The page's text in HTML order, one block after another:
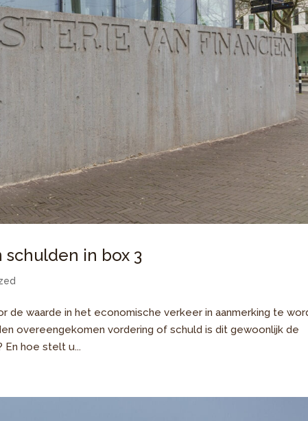
in box 3
de waarde in het economische verkeer in aanmerking te
overeengekomen vordering of schuld is dit gewoonlijk de
En hoe stelt u...